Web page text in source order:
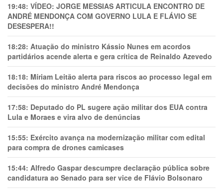
19:48: VÍDEO: JORGE MESSIAS ARTICULA ENCONTRO DE
ANDRÉ MENDONÇA COM GOVERNO LULA E FLÁVIO SE
DESESPERA!!
18:28: Atuação do ministro Kássio Nunes em acordos
partidários acende alerta e gera crítica de Reinaldo Azevedo
18:18: Míriam Leitão alerta para riscos ao processo legal em
decisões do ministro André Mendonça
17:58: Deputado do PL sugere ação militar dos EUA contra
Lula e Moraes e vira alvo de denúncias
15:55: Exército avança na modernização militar com edital
para compra de drones camicases
15:44: Alfredo Gaspar descumpre declaração pública sobre
candidatura ao Senado para ser vice de Flávio Bolsonaro